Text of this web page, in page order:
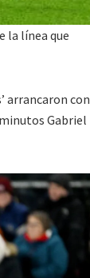
la línea que
arrancaron con
Gabriel